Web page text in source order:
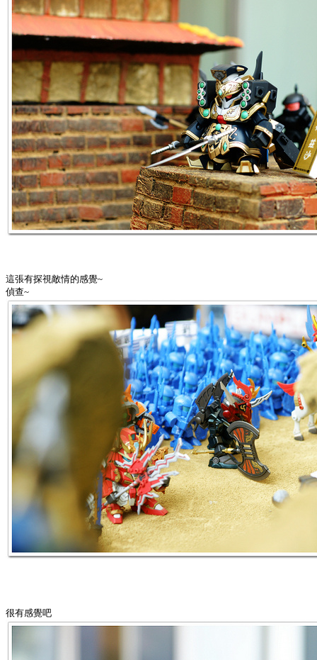
這張有探視敵情的感覺~
偵查~
很有感覺吧